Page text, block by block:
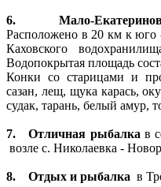
6.
Мало-
Расположено в 20 км к юго
Каховского
Водопокрытая площадь
Конки со старицами и
сазан, лещ, щука карась,
судак, тарань, белый амур,
7. Отличная рыбалка в
возле с. Николаевка -
8. Отдых и рыбалка в